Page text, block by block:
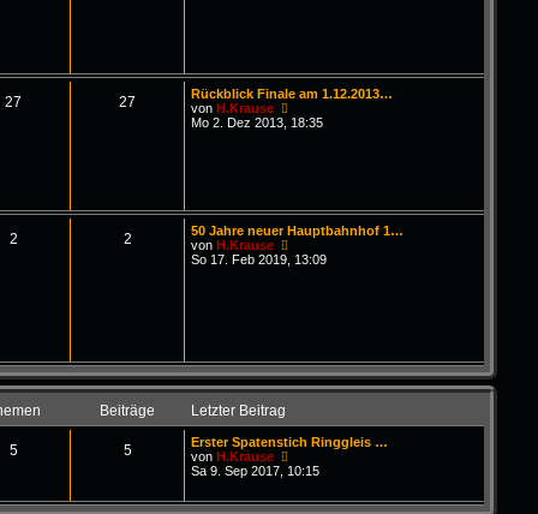
r
e
t
27 27
Rückblick Finale am 1.12.2013…
vonH.Krause
e
r
e
t
Mo 2. Dez 2013, 18:35
2 2
50 Jahre neuer Hauptbahnhof 1…
vonH.Krause
e
B
e
i
a
g
So 17. Feb 2019, 13:09
Beiträge Letzter Beitrag
5 5
Erster Spatenstich Ringgleis …
vonH.Krause
e
e
Sa 9. Sep 2017, 10:15